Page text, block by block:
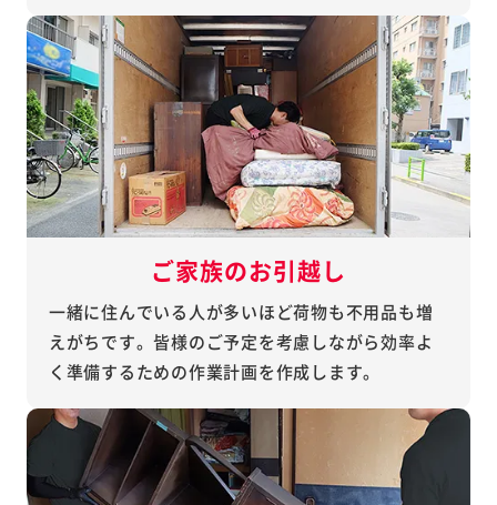
ご家族のお引越し
一緒に住んでいる人が多いほど荷物も不用品も増
えがちです。皆様のご予定を考慮しながら効率よ
く準備するための作業計画を作成します。